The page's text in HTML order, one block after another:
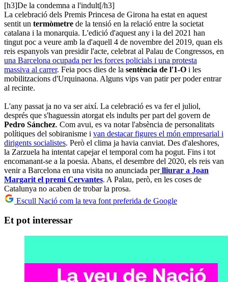
[h3]De la condemna a l'indult[/h3]
La celebració dels Premis Princesa de Girona ha estat en aquest
sentit un termòmetre de la tensió en la relació entre la societat
catalana i la monarquia. L'edició d'aquest any i la del 2021 han
tingut poc a veure amb la d'aquell 4 de novembre del 2019, quan els
reis espanyols van presidir l'acte, celebrat al Palau de Congressos, en
una Barcelona ocupada per les forces policials i una protesta
massiva al carrer. Feia pocs dies de la sentència de l'1-O i les
mobilitzacions d'Urquinaona. Alguns vips van patir per poder entrar
al recinte.
L'any passat ja no va ser així. La celebració es va fer el juliol,
després que s'haguessin atorgat els indults per part del govern de
Pedro Sánchez. Com avui, es va notar l'absència de personalitats
polítiques del sobiranisme i van destacar figures el món empresarial i
dirigents socialistes. Però el clima ja havia canviat. Des d'aleshores,
la Zarzuela ha intentat capejar el temporal com ha pogut. Fins i tot
encomanant-se a la poesia. Abans, el desembre del 2020, els reis van
venir a Barcelona en una visita no anunciada per lliurar a Joan
Margarit el premi Cervantes. A Palau, però, en les coses de
Catalunya no acaben de trobar la prosa.
Escull Nació com la teva font preferida de Google
Et pot interessar